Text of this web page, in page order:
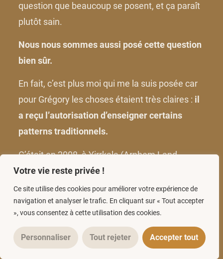
Votre vie reste privée !
Ce site utilise des cookies pour améliorer votre expérience de
navigation et analyser le trafic. En cliquant sur « Tout accepter
», vous consentez à cette utilisation des cookies.
Personnaliser Tout rejeter Accepter tout
question que beaucoup se posent, et ça paraît
plutôt sain.
Nous nous sommes aussi posé cette question
bien sûr.
En fait, c’est plus moi qui me la suis posée car
pour Grégory les choses étaient très claires : il
a reçu l’autorisation d’enseigner certains
patterns traditionnels.
C’était en 2008, à Yirrkala (Arnhem Land,
Australie) et cette autorisation a été donnée
par la famille Gurruwiwi du clan Gälpu faisant
partie des Yolngu.
Que les choses soient claires : Grégory ne va
pas jouer le rôle d’un Yolngu dans cette